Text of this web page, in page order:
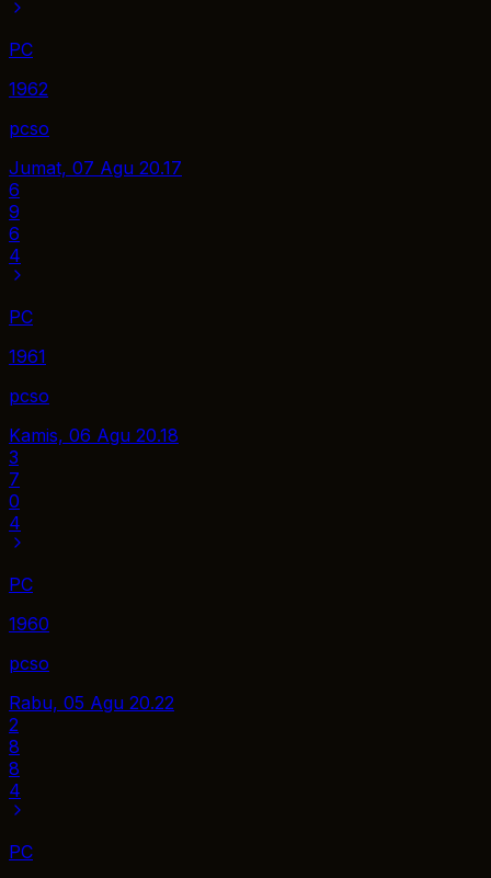
PC
1962
pcso
Jumat, 07 Agu 20.17
6
9
6
4
PC
1961
pcso
Kamis, 06 Agu 20.18
3
7
0
4
PC
1960
pcso
Rabu, 05 Agu 20.22
2
8
8
4
PC